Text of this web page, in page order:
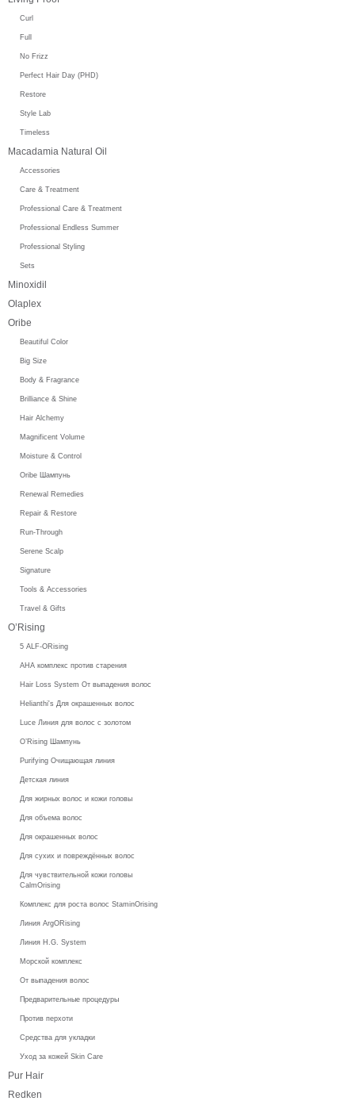
Curl
Full
No Frizz
Perfect Hair Day (PHD)
Restore
Style Lab
Timeless
Macadamia Natural Oil
Accessories
Care & Treatment
Professional Care & Treatment
Professional Endless Summer
Professional Styling
Sets
Minoxidil
Olaplex
Oribe
Beautiful Color
Big Size
Body & Fragrance
Brilliance & Shine
Hair Alchemy
Magnificent Volume
Moisture & Control
Oribe Шампунь
Renewal Remedies
Repair & Restore
Run-Through
Serene Scalp
Signature
Tools & Accessories
Travel & Gifts
O’Rising
5 ALF-ORising
AHA комплекс против старения
Hair Loss System От выпадения волос
Helianthi's Для окрашенных волос
Luce Линия для волос с золотом
O’Rising Шампунь
Purifying Очищающая линия
Детская линия
Для жирных волос и кожи головы
Для объема волос
Для окрашенных волос
Для сухих и повреждённых волос
Для чувствительной кожи головы
CalmOrising
Комплекс для роста волос StaminOrising
Линия ArgORising
Линия H.G. System
Морской комплекс
От выпадения волос
Предварительные процедуры
Против перхоти
Средства для укладки
Уход за кожей Skin Care
Pur Hair
Redken